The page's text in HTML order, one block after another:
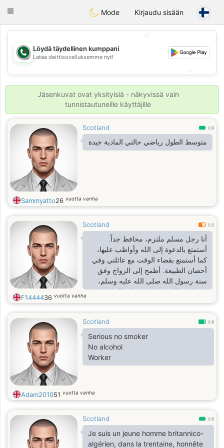
Weshrak
Toggle
Mode Kirjaudu sisään
💖
💕
Löydä täydellinen kumppani
Lataa deittisovelluksemme nyt!
Jäsenkuvat ovat yksityisiä - näkyvissä vain
tunnistautuneille käyttäjille
Scotland 0.9
متوسط الطول رياضي حالتي المادية جيدة
Sammyatto26 vuotta vanha
Scotland 0.5
أنا رجل مسلم ملتزم، محافظ جداً.
أستمتع بالدعوة إلى الله وأواظب عليها،
كما أستمتع بقضاء الوقت مع عائلتي وفي
أحضان الطبيعة. أطمح إلى الزواج وفق
سنة رسول الله صلى الله عليه وسلم،
زوجةً جميلةً حنونةً، ورفيقةً صالحةً، ذات
خُلُقٍ رفيعٍ ودينٍ راسخ، تُنجب لي ذريةً
والعبارات الدارجة أيضاًI am a practicing
sunni muslim man. Very
F1444436 vuotta vanha
Scotland 0.8
Serious no smoker
No alcohol
Worker
Adam201051 vuotta vanha
Scotland 0.9
Je suis un jeune homme britannico-
algérien, dans la trentaine, honnête